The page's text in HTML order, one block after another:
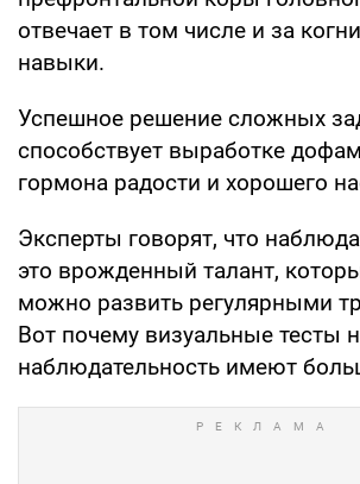
отвечает в том числе и за
навыки.
Успешное решение сложных
способствует выработке
гормона радости и хорошего
Эксперты говорят, что
это врожденный талант,
можно развить регулярными
Вот почему визуальные тесты
наблюдательность имеют